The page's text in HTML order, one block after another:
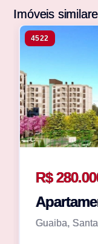
Imóveis
4522
R$
Guaiba,